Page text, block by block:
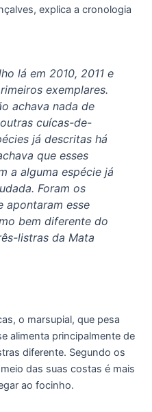
explica a cronologia
lá em 2010, 2011 e
exemplares.
achava nada de
cuícas-de-
já descritas há
que esses
a alguma espécie já
Foram os
apontaram esse
bem diferente do
listras da Mata
o marsupial, que pesa
alimenta principalmente de
diferente. Segundo os
das suas costas é mais
ao focinho.